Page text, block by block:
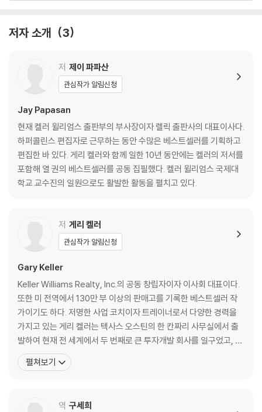
제9장 크게 벌이는 일은 위험하다
제2부 : 진실_복잡한 세상에서 중심을 잃지 않는 법
제10장 미래의 크기를 바꾸는 초점탐색 질문
제11장 도미노를 세워라
제12장 삶의 해답으로 가는 길
제3부 : 위대한 결과_인생의 반전을 불러오는 단순한 진리
제13장 목적의식을 가지고 살아라
제16장 세 가지 약속
제17장 네 종류의 도둑들
제18장 위대함으로 가는 변화의 시작
감사의 말
저자 소개 3
저 제이 파파산
관심작가 알림신청
Jay Papasan
현재 켈러 윌리엄스 출판부의 부사장이자 렐릭 출판사의 대표이사다.
하퍼콜린스 편집자로 근무하는 동안 수많은 베스트셀러를 기획하고
편집한 바 있다. 게리 켈러와 함께 일한 10년 동안에는 켈러의 저서를
포함해 열 권의 베스트셀러를 공동 집필했다. 켈러 윌리엄스 국제대
학교 교수진의 일원으로도 활발한 활동을 펼치고 있다.
저 게리 켈러
관심작가 알림신청
Gary Keller
Keller Williams Realty, Inc.의 공동 창립자이자 이사회 대표이다.
또한 미 전역에서 130만 부 이상의 판매고를 기록한 베스트셀러 작
가이기도 하다. 저명한 사업 코치이자 트레이너로서 다양한 경력을
가지고 있는 게리 켈러는 텍사스 오스틴의 한 칸짜리 사무실에서 출
발하여 현재 전 세계에서 두 번째로 큰 투자개발 회사를 일구었고, 세
권의 베스트셀러를 통해 소기업주와 기업가들이 성공을 찾도록 도와
주었다. Ernst & Young 선정 ‘올해의 기업가 상’을 비롯, 《Inc.》에서
펼쳐보기
역 구세희